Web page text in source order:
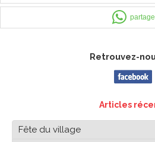
Retrouvez-
Articles
Fête du village